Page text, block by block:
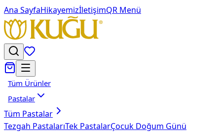
Ana SayfaHikayemizİletişimQR Menü
Tüm Ürünler
Pastalar
Tüm Pastalar
Tezgah PastalarıTek PastalarÇocuk Doğum Günü